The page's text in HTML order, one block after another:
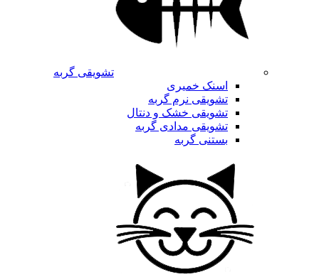
تشویقی گربه
اسنک خمیری
تشویقی نرم گربه
تشویقی خشک و دنتال
تشویقی مدادی گربه
بستنی گربه